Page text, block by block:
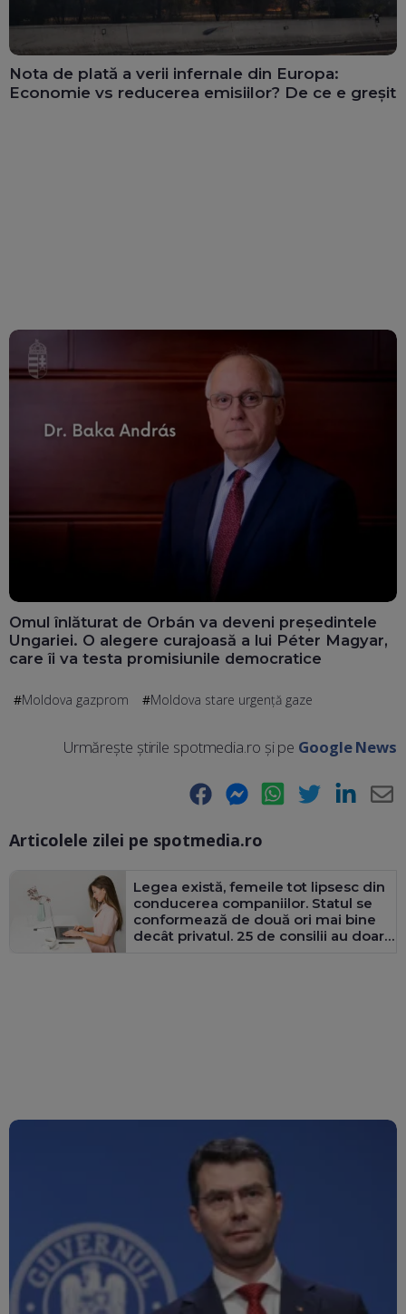
Nota de plată a verii infernale din Europa:
Economie vs reducerea emisiilor? De ce e greșit
Omul înlăturat de Orbán va deveni președintele
Ungariei. O alegere curajoasă a lui Péter Magyar,
care îi va testa promisiunile democratice
Moldova gazprom Moldova stare urgenţă gaze
Urmărește știrile spotmedia.ro și pe Google News
Facebook Messenger WhatsApp Twitter LinkedIn
Articolele zilei pe spotmedia.ro
Legea există, femeile tot lipsesc din
conducerea companiilor. Statul se
conformează de două ori mai bine
decât privatul. 25 de consilii au doar